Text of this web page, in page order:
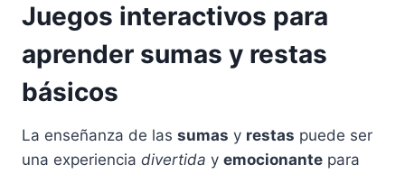
Juegos interactivos para
aprender sumas y restas
básicos
La enseñanza de las sumas y restas puede ser
una experiencia divertida y emocionante para